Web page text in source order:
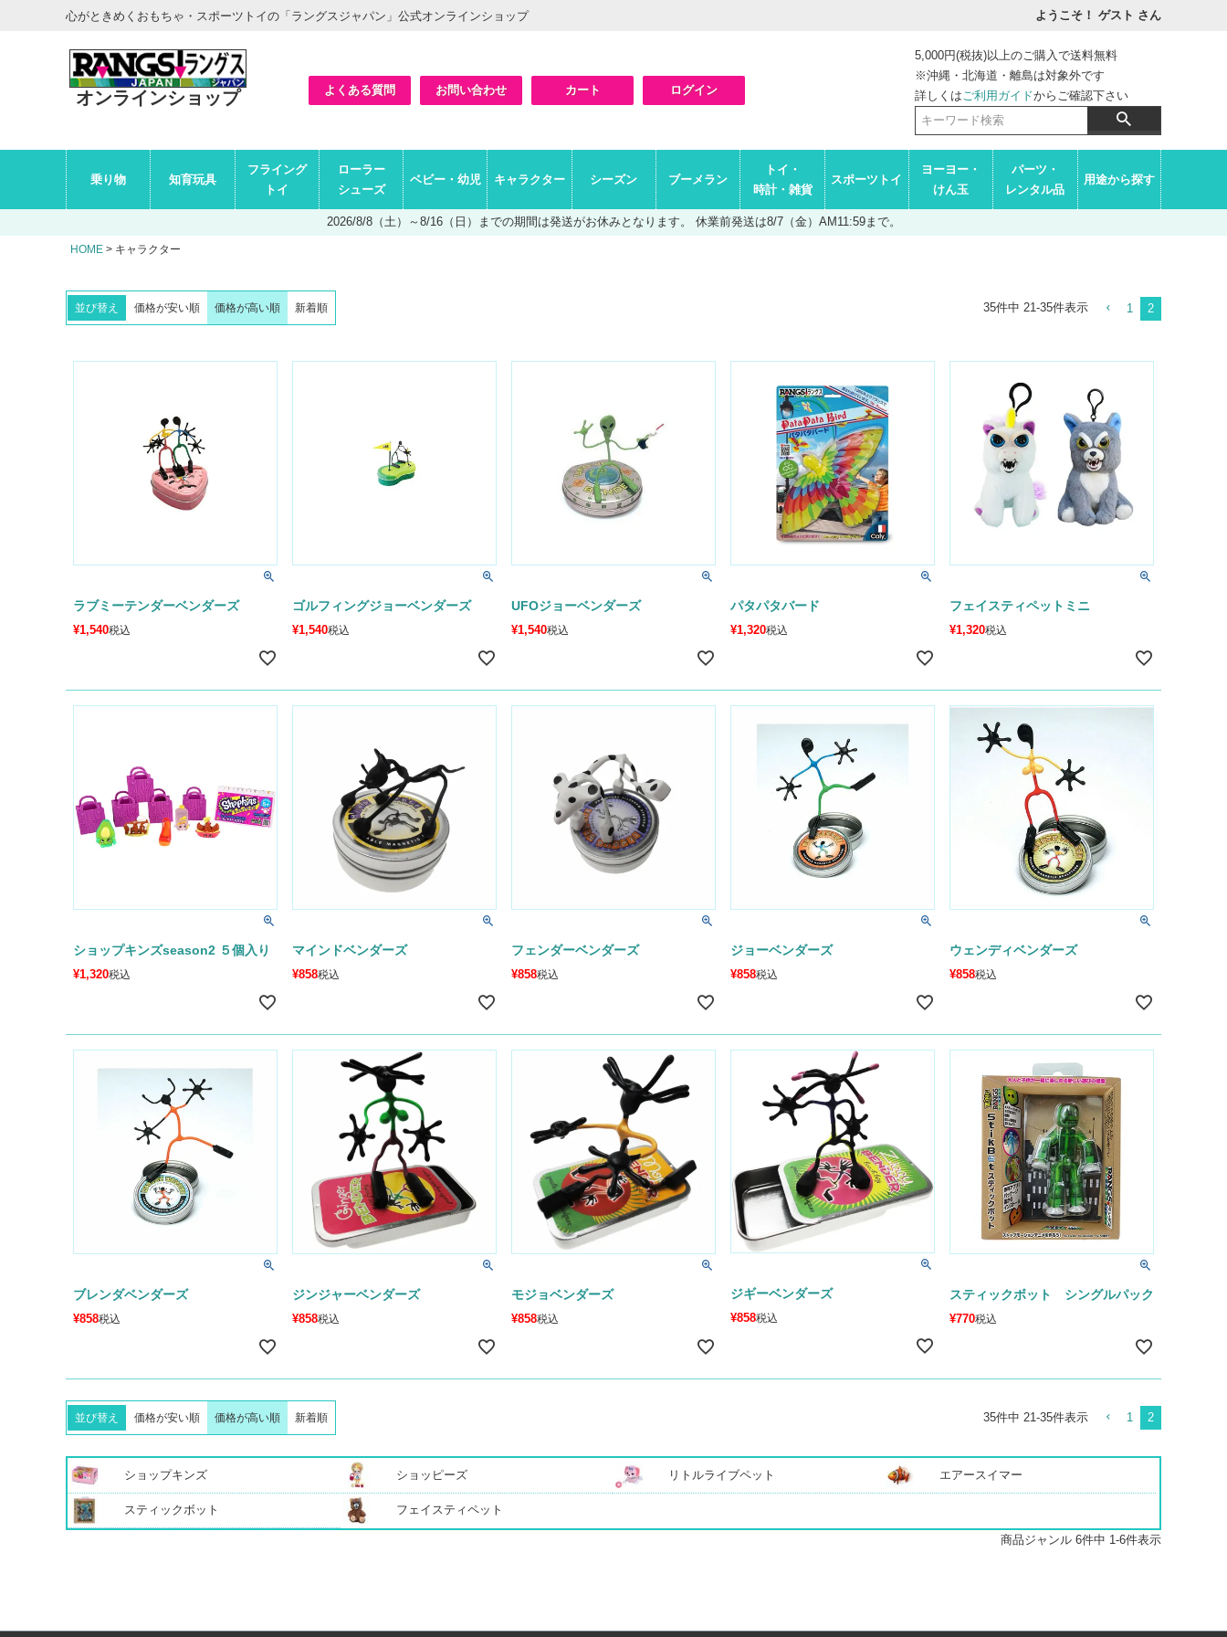
心がときめくおもちゃ・スポーツトイの「ラングスジャパン」公式オンラインショップ ようこそ！ ゲスト さん
オンラインショップ よくある質問 お問い合わせ カート ログイン
5,000円(税抜)以上のご購入で送料無料
※沖縄・北海道・離島は対象外です
詳しくはご利用ガイドからご確認下さい
ル
ビ
乗り物 知育玩具
フライング
トイ
ローラー
シューズ
ベビー・幼児 キャラクター シーズン ブーメラン
トイ・
時計・雑貨
スポーツトイ
ヨーヨー・
けん玉
パーツ・
レンタル品
用途から探す
2026/8/8（土）～8/16（日）までの期間は発送がお休みとなります。 休業前発送は8/7（金）AM11:59まで。
HOME キャラクター
並び替え 価格が安い順 価格が高い順 新着順 35件中 21-35件表示 1 2
ラブミーテンダーベンダーズ
¥1,540税込
ゴルフィングジョーベンダーズ
¥1,540税込
UFOジョーベンダーズ
¥1,540税込
パタパタバード
¥1,320税込
フェイスティペットミニ
¥1,320税込
ショップキンズseason2 ５個入り
¥1,320税込
マインドベンダーズ
¥858税込
フェンダーベンダーズ
¥858税込
ジョーベンダーズ
¥858税込
ウェンディベンダーズ
¥858税込
ブレンダベンダーズ
¥858税込
ジンジャーベンダーズ
¥858税込
モジョベンダーズ
¥858税込
ジギーベンダーズ
¥858税込
スティックボット シングルパック
¥770税込
並び替え 価格が安い順 価格が高い順 新着順 35件中 21-35件表示 1 2
ショップキンズ ショッピーズ リトルライブペット エアースイマー
スティックボット フェイスティペット
6件中 1 -6件表示